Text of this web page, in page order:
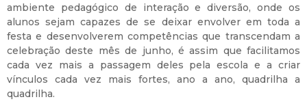
ambiente pedagógico de interação e diversão, onde os
alunos sejam capazes de se deixar envolver em toda a
festa e desenvolverem competências que transcendam a
celebração deste mês de junho, é assim que facilitamos
cada vez mais a passagem deles pela escola e a criar
vínculos cada vez mais fortes, ano a ano, quadrilha a
quadrilha.